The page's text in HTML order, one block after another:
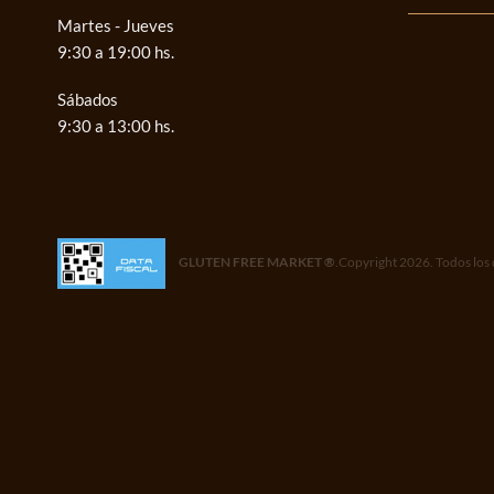
Martes - Jueves
9:30 a 19:00 hs.
Sábados
9:30 a 13:00 hs.
GLUTEN FREE MARKET ®.Copyright 2026. Todos los